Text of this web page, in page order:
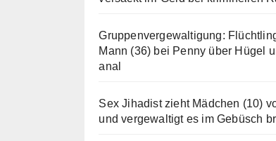
Gruppenvergewaltigung:
Mann (36) bei Penny über Hügel
anal
Sex Jihadist zieht Mädchen (10)
und vergewaltigt es im Gebüsch